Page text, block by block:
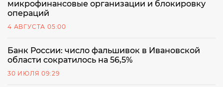
микрофинансовые организации и блокировку
операций
4 АВГУСТА 05:00
Банк России: число фальшивок в Ивановской
области сократилось на 56,5%
30 ИЮЛЯ 09:29